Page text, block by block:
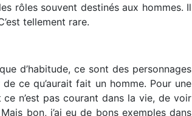
rôles souvent destinés aux hommes. Il
tellement rare.
d’habitude, ce sont des personnages
ce qu’aurait fait un homme. Pour une
ce n’est pas courant dans la vie, de voir
bon, j’ai eu de bons exemples dans